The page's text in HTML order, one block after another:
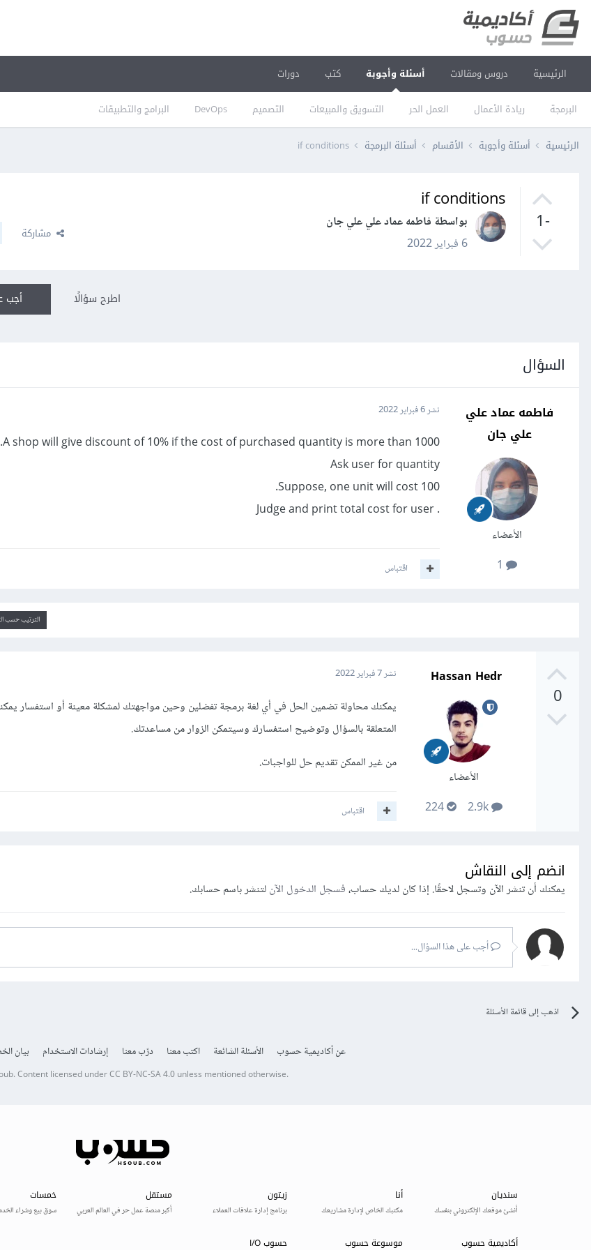
الرئيسية دروس ومقالات أسئلة وأجوبة
البرمجة ريادة الأعمال العمل الحر التسويق والمبيعات التصميم DevOps البرامج والتطبيقات
كتب دورات
الرئيسية أسئلة وأجوبة الأقسام أسئلة البرمجة if conditions
-1
if conditions
بواسطة فاطمه عماد علي علي جان
6 فبراير 2022
مشاركة
أجب اطرح سؤالًا
السؤال
فاطمه عماد علي
علي جان
الأعضاء
نشر6 فبراير 2022
A shop will give discount of 10% if the cost of purchased quantity is more than 1000.
Ask user for quantity
Suppose, one unit will cost 100.
. Judge and print total cost for user
اقتباس
الترتيب حسب
0
Hassan Hedr
الأعضاء
2.9k
224
نشر7 فبراير 2022
يمكنك محاولة تضمين الحل في أي لغة برمجة تفضلين وحين مواجهتك لمشكلة معينة أو استفسار
المتعلقة بالسؤال وتوضيح استفسارك وسيتمكن الزوار من مساعدتك.
من غير الممكن تقديم حل للواجبات.
اقتباس
انضم إلى النقاش
يمكنك أن تنشر الآن وتسجل لاحقًا. إذا كان لديك حساب،فسجل الدخول الآنلتنشر باسم حسابك.
أجب على هذا السؤال...
اذهب إلى قائمة الأسئلة
عن أكاديمية حسوب الأسئلة الشائعة اكتب معنا درّب معنا إرشادات الاستخدام بيان
.Content licensed underCC BY-NC-SA 4.0unless mentioned otherwise.